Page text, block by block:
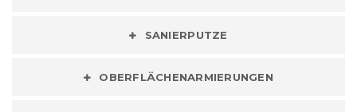
SANIERPUTZE
OBERFLÄCHENARMIERUNGEN